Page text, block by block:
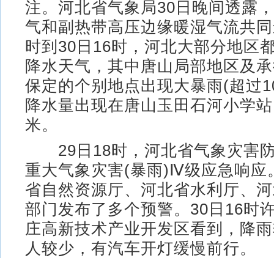
注。河北省气象局30日晚间透露
气和副热带高压边缘暖湿气流共
时到30日16时，河北大部分地区
降水天气，其中唐山局部地区及
保定的个别地点出现大暴雨(超过
降水量出现在唐山玉田石河小学
米。
29日18时，河北省气象灾害
重大气象灾害(暴雨)Ⅳ级应急响应
省自然资源厅、河北省水利厅、
部门发布了多个预警。30日16时
庄高新技术产业开发区看到，降
人较少，有汽车开灯缓慢前行。